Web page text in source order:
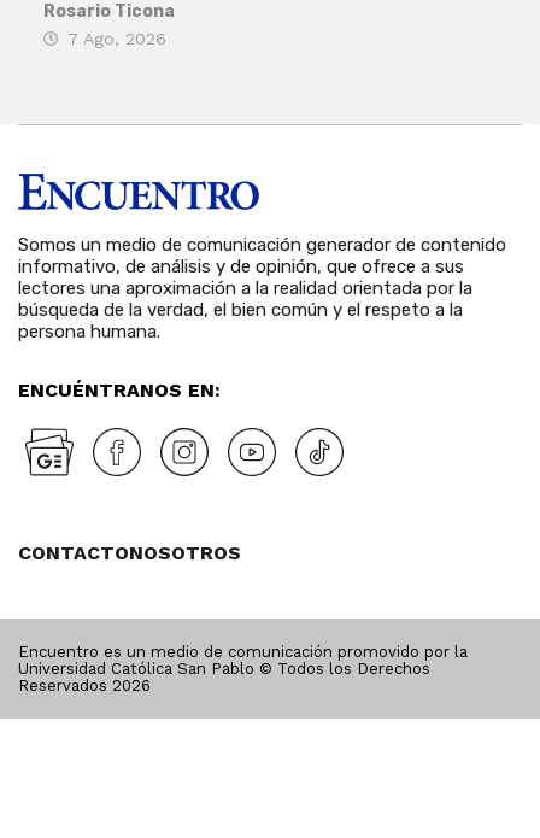
Rosario Ticona
7 Ago, 2026
Somos un medio de comunicación generador de contenido
informativo, de análisis y de opinión, que ofrece a sus
lectores una aproximación a la realidad orientada por la
búsqueda de la verdad, el bien común y el respeto a la
persona humana.
ENCUÉNTRANOS EN:
CONTACTONOSOTROS
Encuentro es un medio de comunicación promovido por la
Universidad Católica San Pablo © Todos los Derechos
Reservados 2026